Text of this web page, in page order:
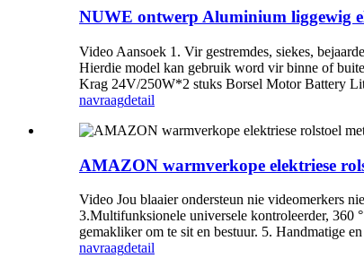
NUWE ontwerp Aluminium liggewig
Video Aansoek 1. Vir gestremdes, siekes,
Hierdie model kan gebruik word vir binne of
Krag 24V/250W*2 stuks Borsel Motor Battery
navraagdetail
AMAZON warmverkope elektriese
Video Jou blaaier ondersteun nie videomerkers
3.Multifunksionele universele kontroleerder, 360
gemakliker om te sit en bestuur. 5. Handmatige
navraagdetail